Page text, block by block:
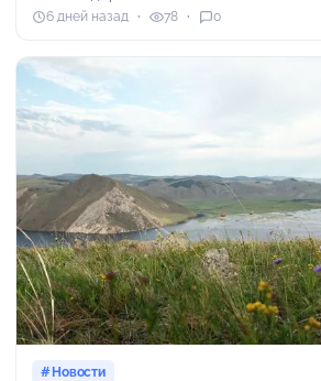
6 дней назад 78 0
Новости